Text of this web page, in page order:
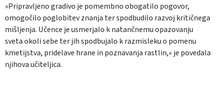
»Pripravljeno gradivo je pomembno obogatilo pogovor,
omogočilo poglobitev znanja ter spodbudilo razvoj kritičnega
mišljenja. Učence je usmerjalo k natančnemu opazovanju
sveta okoli sebe ter jih spodbujalo k razmisleku o pomenu
kmetijstva, pridelave hrane in poznavanja rastlin,« je povedala
njihova učiteljica.